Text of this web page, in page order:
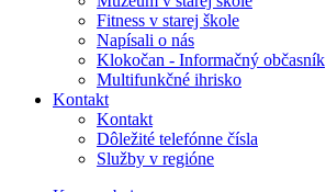
Fitness v starej škole
Napísali o nás
Klokočan - Informačný občasník
Multifunkčné ihrisko
Kontakt
Kontakt
Dôležité telefónne čísla
Služby v regióne